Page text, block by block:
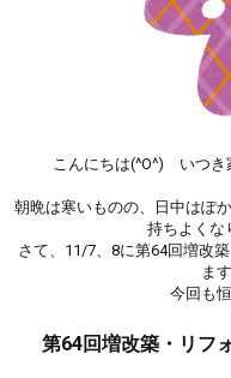
こんにちは(^O^) いつき
朝晩は寒いものの、日中はぽ
持ちよくな
さて、11/7、8に第64回増改
ます
今回も恒
第64回増改築・リフ